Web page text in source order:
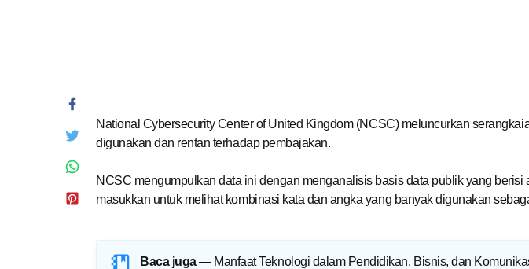
National Cybersecurity Center of United Kingdom (NCSC) meluncurkan
digunakan dan rentan terhadap pembajakan.
NCSC mengumpulkan data ini dengan menganalisis basis data publik yang berisi
masukkan untuk melihat kombinasi kata dan angka yang banyak digunakan
Baca juga — Manfaat Teknologi dalam Pendidikan, Bisnis, dan